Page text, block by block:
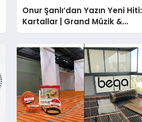
Onur Şanlı’dan Yazın Yeni Hiti:
Kartallar | Grand Müzik &
Nihat Ulaş İmzalı Yeni Şarkı